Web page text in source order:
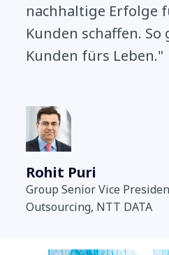
nachhaltige Erfolge
Kunden schaffen.
Kunden fürs Leben."
Rohit Puri
Group Senior Vice
Outsourcing, NTT DATA